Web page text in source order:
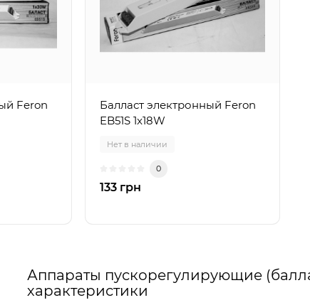
Feron
Балласт электронный Feron
EB51S 1x18W
Нет в наличии
0
133 грн
Аппараты пускорегулирующие
характеристики